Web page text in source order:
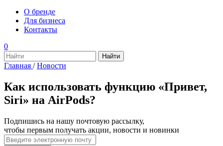
О бренде
Для бизнеса
Контакты
0
Главная / Новости
Как использовать функцию «Привет,
Siri» на AirPods?
Подпишись на нашу почтовую рассылку,
чтобы первым получать акции, новости и новинки